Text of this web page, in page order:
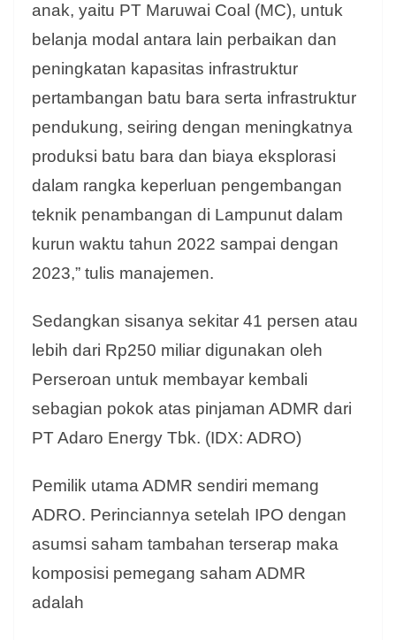
anak, yaitu PT Maruwai Coal (MC), untuk
belanja modal antara lain perbaikan dan
peningkatan kapasitas infrastruktur
pertambangan batu bara serta infrastruktur
pendukung, seiring dengan meningkatnya
produksi batu bara dan biaya eksplorasi
dalam rangka keperluan pengembangan
teknik penambangan di Lampunut dalam
kurun waktu tahun 2022 sampai dengan
2023,” tulis manajemen.
Sedangkan sisanya sekitar 41 persen atau
lebih dari Rp250 miliar digunakan oleh
Perseroan untuk membayar kembali
sebagian pokok atas pinjaman ADMR dari
PT Adaro Energy Tbk. (IDX: ADRO)
Pemilik utama ADMR sendiri memang
ADRO. Perinciannya setelah IPO dengan
asumsi saham tambahan terserap maka
komposisi pemegang saham ADMR
adalah